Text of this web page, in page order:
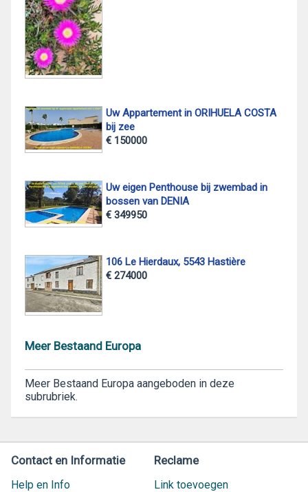
Uw Appartement in ORIHUELA COSTA
bij zee
€ 150000
Uw eigen Penthouse bij zwembad in
bossen van DENIA
€ 349950
106 Le Hierdaux, 5543 Hastière
€ 274000
Meer Bestaand Europa
Meer Bestaand Europa aangeboden in deze
subrubriek.
Contact en Informatie
Help en Info
Reclame
Link toevoegen